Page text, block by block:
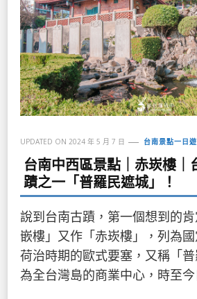
UPDATED ON 2024 年 5 月 7 日 台南景點一日遊
台南中西區景點｜赤崁樓｜
蹟之一「普羅民遮城」！
說到台南古蹟，第一個想到的
嵌樓」又作「赤崁樓」，列為
荷治時期的歐式要塞，又稱「
為全台灣島的商業中心，時至